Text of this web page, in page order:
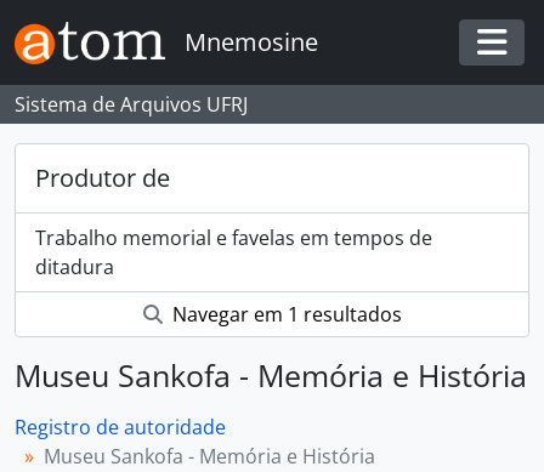
Skip to main content
Mnemosine
Sistema de Arquivos UFRJ
Produtor de
Trabalho memorial e favelas em tempos de
ditadura
Navegar em 1 resultados
Museu Sankofa - Memória e História
Registro de autoridade
Museu Sankofa - Memória e História